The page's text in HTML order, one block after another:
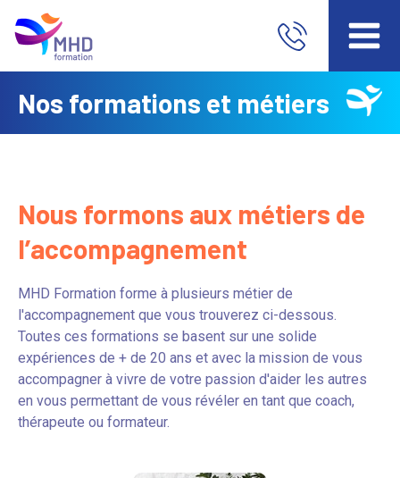
Nos formations et métiers
Nous formons aux métiers de
l’accompagnement
MHD Formation forme à plusieurs métier de
l'accompagnement que vous trouverez ci-dessous.
Toutes ces formations se basent sur une solide
expériences de + de 20 ans et avec la mission de vous
accompagner à vivre de votre passion d'aider les autres
en vous permettant de vous révéler en tant que coach,
thérapeute ou formateur.